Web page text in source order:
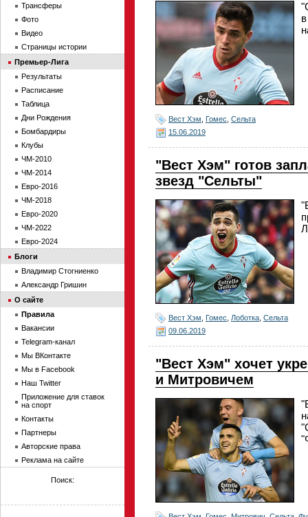
Вест Хэм Гомес Сельта
15.06.2019
"Вест Хэм" готов
звезд "Сельты"
Вест Хэм Гомес Лоботка Сельта
09.06.2019
"Вест Хэм" хочет
и Митровичем
Трансферы
Фото
Видео
Страницы истории
Премьер-Лига
Результаты
Расписание
Таблица
Дни Рождения
Бомбардиры
Клубы
ЧМ-2010
ЧМ-2014
Евро-2016
ЧМ-2018
Евро-2020
ЧМ-2022
Евро-2024
Блоги
Владимир Стогниенко
Александр Гришин
О сайте
Правила
Вакансии
Telegram-канал
Мы ВКонтакте
Мы в Facebook
Наш Twitter
Приложение для ставок
на спорт
Контакты
Партнеры
Авторские права
Реклама на сайте
Поиск: